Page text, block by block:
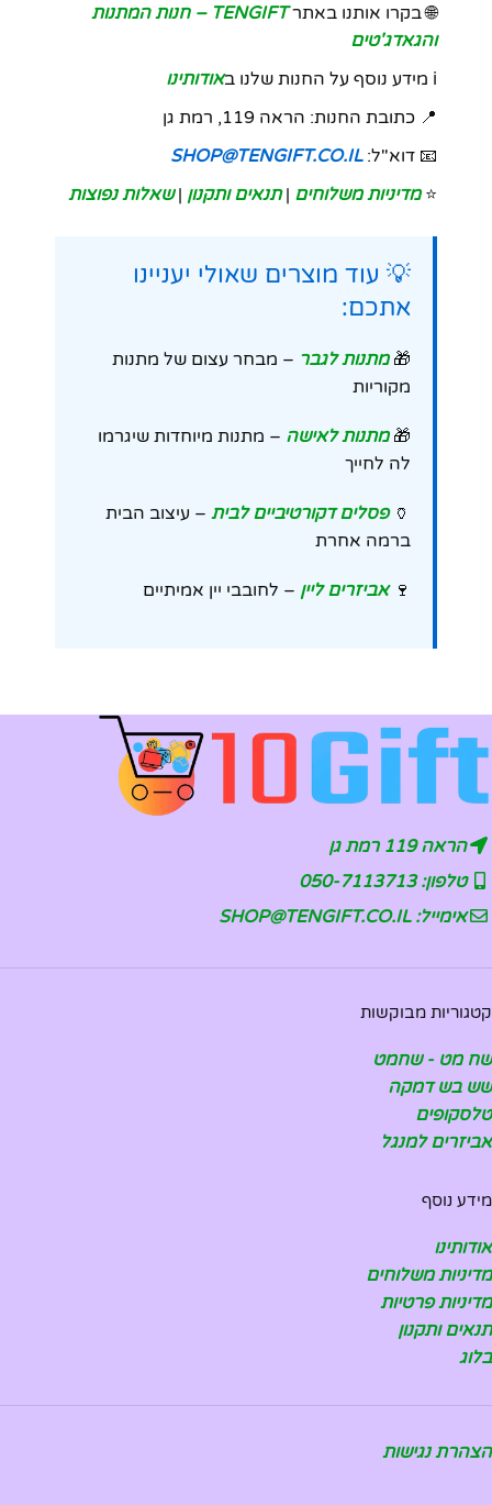
🌐 בקרו אותנו באתר
TENGIFT – חנות המתנות
והגאדג'טים
ℹ️ מידע נוסף על החנות שלנו ב
אודותינו
📍 כתובת החנות: הראה 119, רמת גן
📧 דוא"ל:SHOP@TENGIFT.CO.IL
⭐מדיניות משלוחים |תנאים ותקנון |שאלות נפוצות
💡 עוד מוצרים שאולי יעניינו
אתכם:
🎁מתנות לגבר – מבחר עצום של מתנות
מקוריות
🎁מתנות לאישה – מתנות מיוחדות שיגרמו
לה לחייך
🏺פסלים דקורטיביים לבית – עיצוב הבית
ברמה אחרת
🍷אביזרים ליין – לחובבי יין אמיתיים
הראה 119 רמת גן
טלפון: 050-7113713
אימייל: SHOP@TENGIFT.CO.IL
קטגוריות מבוקשות
שח מט - שחמט
שש בש דמקה
טלסקופים
אביזרים למנגל
מידע נוסף
אודותינו
מדיניות משלוחים
מדיניות פרטיות
תנאים ותקנון
בלוג
הצהרת נגישות